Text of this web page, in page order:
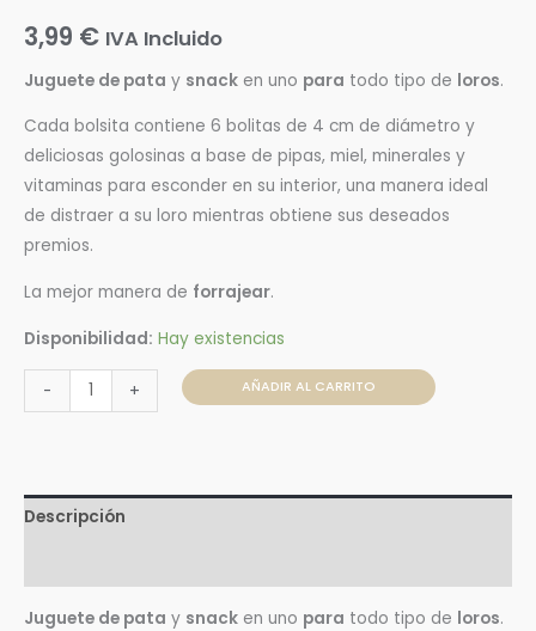
3,99 € IVA Incluido
Juguete de pata y snack en uno para todo tipo de loros.
Cada bolsita contiene 6 bolitas de 4 cm de diámetro y
deliciosas golosinas a base de pipas, miel, minerales y
vitaminas para esconder en su interior, una manera ideal
de distraer a su loro mientras obtiene sus deseados
premios.
La mejor manera de forrajear.
Disponibilidad: Hay existencias
- + AÑADIR AL CARRITO
Descripción
Juguete de pata y snack en uno para todo tipo de loros.